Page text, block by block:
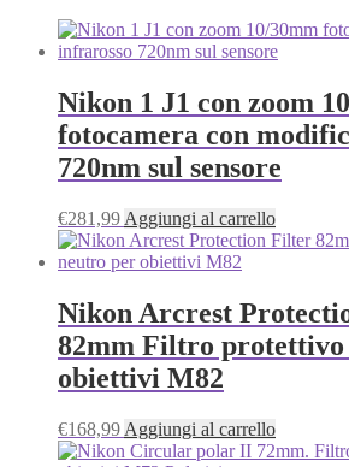
Nikon 1 J1 con zoom
fotocamera con
720nm sul sensore
€281,99 Aggiungi al carrello
Nikon Arcrest
82mm Filtro
obiettivi M82
€168,99 Aggiungi al carrello